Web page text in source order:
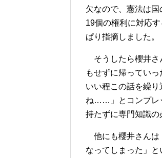
欠なので、憲法は国
19個の権利に対応
ぱり指摘しました。
そうしたら櫻井さ
もせずに帰ってい
いい程この話を繰
ね……」とコンプレ
持たずに専門知識の
他にも櫻井さんは
なってしまった」